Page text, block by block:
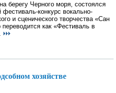
берегу Черного моря, состоялся
конкурс вокально-
и сценического творчества «Сан
как «Фестиваль в
хозяйстве